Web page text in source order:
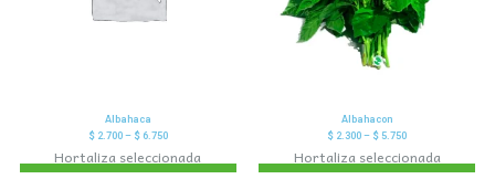
Albahaca
$2.700– $6.750
Hortaliza seleccionada
Albahacon
$ 2.300 – $ 5.750
Hortaliza seleccionada